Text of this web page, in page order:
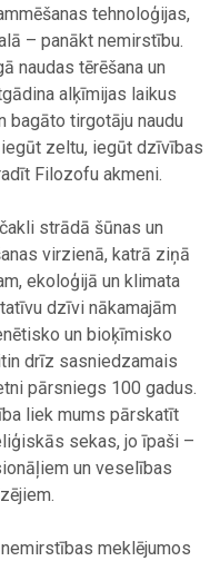
tehnoloģijas,
– panākt nemirstību.
naudas tērēšana un
alķīmijas laikus
bagāto tirgotāju naudu
zeltu, iegūt dzīvības
Filozofu akmeni.
strādā šūnas un
virzienā, katrā ziņā
ekoloģijā un klimata
dzīvi nākamajām
un bioķīmisko
drīz sasniedzamais
pārsniegs 100 gadus.
liek mums pārskatīt
sekas, jo īpaši –
un veselības
meklējumos